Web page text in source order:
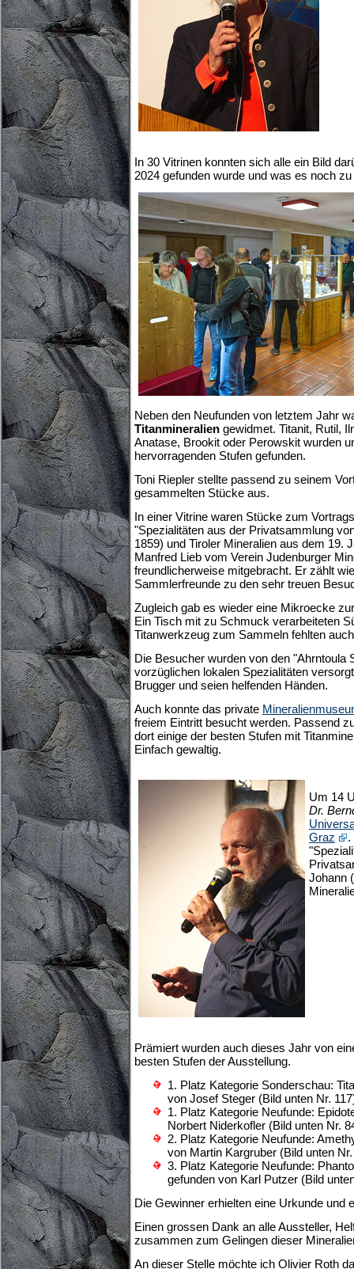
In 30 Vitrinen konnten sich alle ein Bild
2024 gefunden wurde und was es noch
Neben den Neufunden von letztem Jahr
Titanmineralien gewidmet. Titanit, Rutil,
Anatase, Brookit oder Perowskit wurden
hervorragenden Stufen gefunden.
Toni Riepler stellte passend zu seinem
gesammelten Stücke aus.
In einer Vitrine waren Stücke zum
"Spezialitäten aus der Privatsammlung
1859) und Tiroler Mineralien aus dem 19.
Manfred Lieb vom Verein Judenburger
freundlicherweise mitgebracht. Er zählt
Sammlerfreunde zu den sehr treuen
Zugleich gab es wieder eine Mikroecke
Ein Tisch mit zu Schmuck verarbeiteten
Titanwerkzeug zum Sammeln fehlten
Die Besucher wurden von den "Ahrntoula
vorzüglichen lokalen Spezialitäten
Brugger und seien helfenden Händen.
Auch konnte das private
freiem Eintritt besucht werden. Passend
dort einige der besten Stufen mit
Einfach gewaltig.
Um 14
Dr.
Graz
.
Johann
Prämiert wurden auch dieses Jahr von
besten Stufen der Ausstellung.
1. Platz Kategorie Sonderschau:
von Josef Steger (Bild unten Nr.
1. Platz Kategorie Neufunde:
Norbert Niderkofler (Bild unten Nr.
2. Platz Kategorie Neufunde:
von Martin Kargruber (Bild unten
3. Platz Kategorie Neufunde:
gefunden von Karl Putzer (Bild
Die Gewinner erhielten eine Urkunde und
Einen grossen Dank an alle Aussteller,
zusammen zum Gelingen dieser
An dieser Stelle möchte ich Olivier Roth